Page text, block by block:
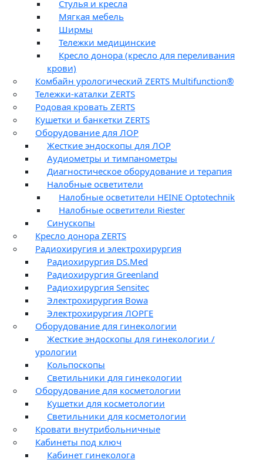
Стулья и кресла
Мягкая мебель
Ширмы
Тележки медицинские
Кресло донора (кресло для переливания
крови)
Комбайн урологический ZERTS Multifunction®
Тележки-каталки ZERTS
Родовая кровать ZERTS
Кушетки и банкетки ZERTS
Оборудование для ЛОР
Жесткие эндоскопы для ЛОР
Аудиометры и тимпанометры
Диагностическое оборудование и терапия
Налобные осветители
Налобные осветители HEINE Optotechnik
Налобные осветители Riester
Синускопы
Кресло донора ZERTS
Радиохиругия и электрохирургия
Радиохирургия DS.Med
Радиохирургия Greenland
Радиохирургия Sensitec
Электрохирургия Bowa
Электрохирургия ЛОРГЕ
Оборудование для гинекологии
Жесткие эндоскопы для гинекологии /
урологии
Кольпоскопы
Светильники для гинекологии
Оборудование для косметологии
Кушетки для косметологии
Светильники для косметологии
Кровати внутрибольничные
Кабинеты под ключ
Кабинет гинеколога